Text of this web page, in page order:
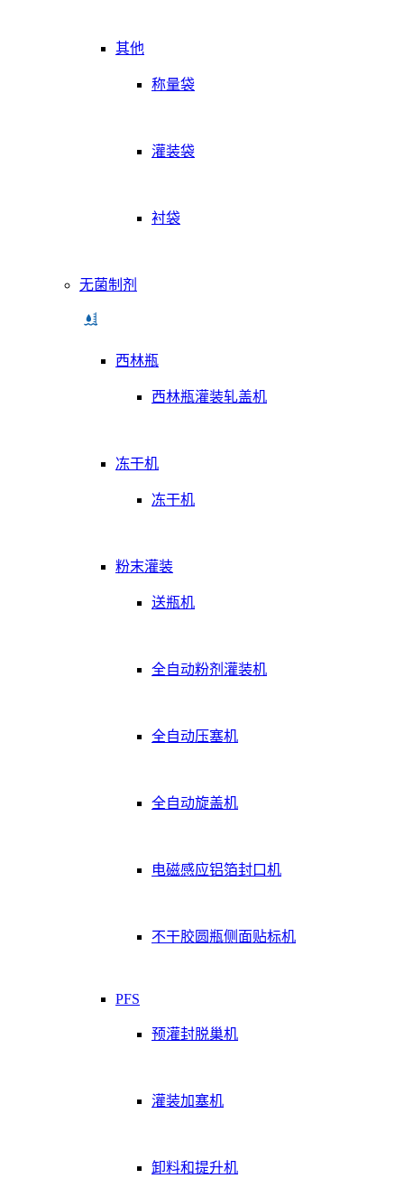
其他
称量袋
灌装袋
衬袋
无菌制剂
西林瓶
西林瓶灌装轧盖机
冻干机
冻干机
粉末灌装
送瓶机
全自动粉剂灌装机
全自动压塞机
全自动旋盖机
电磁感应铝箔封口机
不干胶圆瓶侧面贴标机
PFS
预灌封脱巢机
灌装加塞机
卸料和提升机